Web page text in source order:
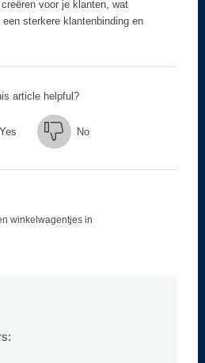
voor je klanten, wat
sterkere klantenbinding en
article helpful?
Yes No
winkelwagentjes in